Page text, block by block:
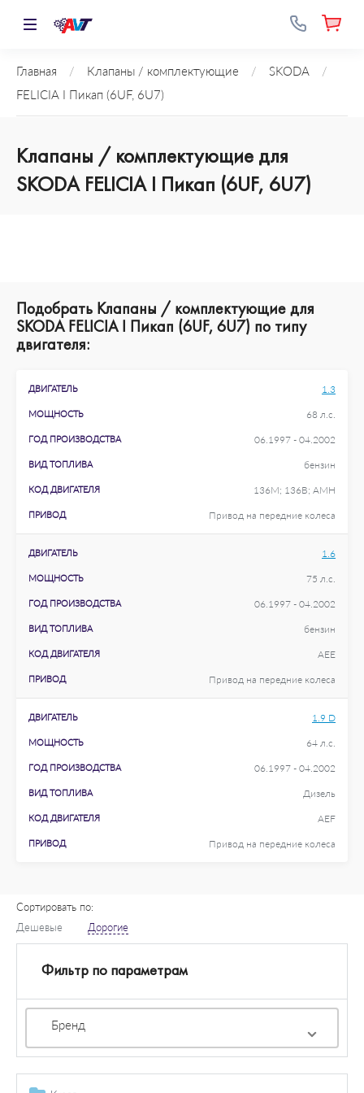
Главная / Клапаны / комплектующие / SKODA
/
FELICIA I Пикап (6UF, 6U7)
Клапаны / комплектующие для
SKODA FELICIA I Пикап (6UF, 6U7)
Подобрать Клапаны / комплектующие для
SKODA FELICIA I Пикап (6UF, 6U7) по типу
двигателя:
ДВИГАТЕЛЬ 1.3
МОЩНОСТЬ 68 л.с.
ГОД ПРОИЗВОДСТВА 06.1997 - 04.2002
ВИД ТОПЛИВА бензин
КОД ДВИГАТЕЛЯ 136M; 136B; AMH
ПРИВОД Привод на передние колеса
ДВИГАТЕЛЬ 1.6
МОЩНОСТЬ 75 л.с.
ГОД ПРОИЗВОДСТВА 06.1997 - 04.2002
ВИД ТОПЛИВА бензин
КОД ДВИГАТЕЛЯ AEE
ПРИВОД Привод на передние колеса
ДВИГАТЕЛЬ 1.9 D
МОЩНОСТЬ 64 л.с.
ГОД ПРОИЗВОДСТВА 06.1997 - 04.2002
ВИД ТОПЛИВА Дизель
КОД ДВИГАТЕЛЯ AEF
ПРИВОД Привод на передние колеса
Сортировать по:
Дешевые
Дорогие
Фильтр по параметрам
Бренд